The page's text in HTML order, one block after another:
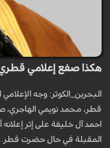
هكذا صفع إعلامي قطري
البحرين_الكوثر: وجه
قطر، محمد نويمي الهاجري،
احمد آل خليفة على إثر
المقبلة في حال حضرت قطر.